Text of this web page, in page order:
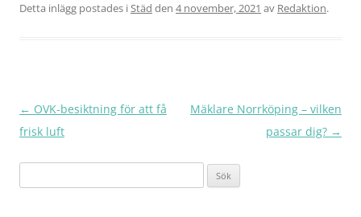
Detta inlägg postades iStäd den 4 november, 2021 av Redaktion.
Inläggsnavigering
← OVK-besiktning för att få
frisk luft
Mäklare Norrköping – vilken
passar dig? →
efter: